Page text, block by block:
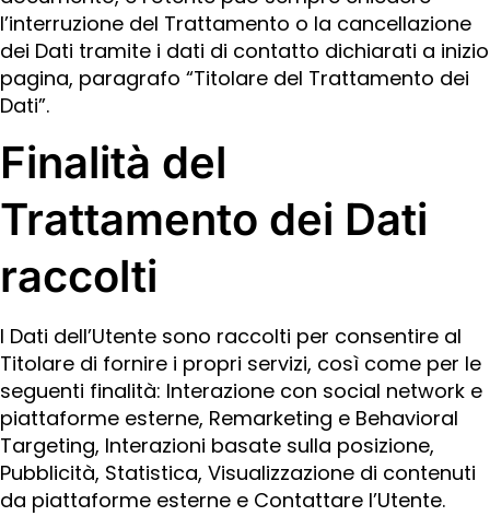
l’interruzione del Trattamento o la cancellazione
dei Dati tramite i dati di contatto dichiarati a inizio
pagina, paragrafo “Titolare del Trattamento dei
Dati”.
Finalità del
Trattamento dei Dati
raccolti
I Dati dell’Utente sono raccolti per consentire al
Titolare di fornire i propri servizi, così come per le
seguenti finalità: Interazione con social network e
piattaforme esterne, Remarketing e Behavioral
Targeting, Interazioni basate sulla posizione,
Pubblicità, Statistica, Visualizzazione di contenuti
da piattaforme esterne e Contattare l’Utente.